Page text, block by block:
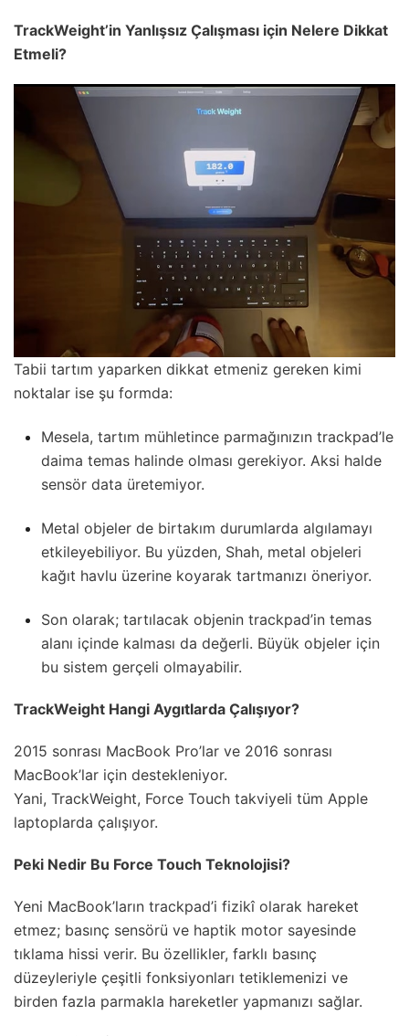
TrackWeight’in Yanlışsız Çalışması için Nelere Dikkat
Etmeli?
Tabii tartım yaparken dikkat etmeniz gereken kimi
noktalar ise şu formda:
Mesela, tartım mühletince parmağınızın trackpad’le
daima temas halinde olması gerekiyor. Aksi halde
sensör data üretemiyor.
Metal objeler de birtakım durumlarda algılamayı
etkileyebiliyor. Bu yüzden, Shah, metal objeleri
kağıt havlu üzerine koyarak tartmanızı öneriyor.
Son olarak; tartılacak objenin trackpad’in temas
alanı içinde kalması da değerli. Büyük objeler için
bu sistem gerçeli olmayabilir.
TrackWeight Hangi Aygıtlarda Çalışıyor?
2015 sonrası MacBook Pro’lar ve 2016 sonrası
MacBook’lar için destekleniyor.
Yani, TrackWeight, Force Touch takviyeli tüm Apple
laptoplarda çalışıyor.
Peki Nedir Bu Force Touch Teknolojisi?
Yeni MacBook’ların trackpad’i fizikî olarak hareket
etmez; basınç sensörü ve haptik motor sayesinde
tıklama hissi verir. Bu özellikler, farklı basınç
düzeyleriyle çeşitli fonksiyonları tetiklemenizi ve
birden fazla parmakla hareketler yapmanızı sağlar.